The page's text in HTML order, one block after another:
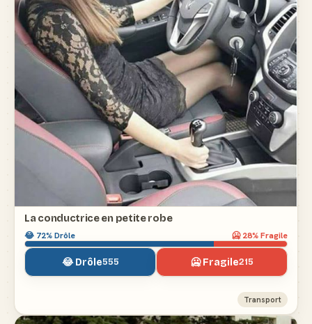
La conductrice en petite robe
😂 72% Drôle 🥶28% Fragile
😂 Drôle555 🥶 Fragile215
Transport